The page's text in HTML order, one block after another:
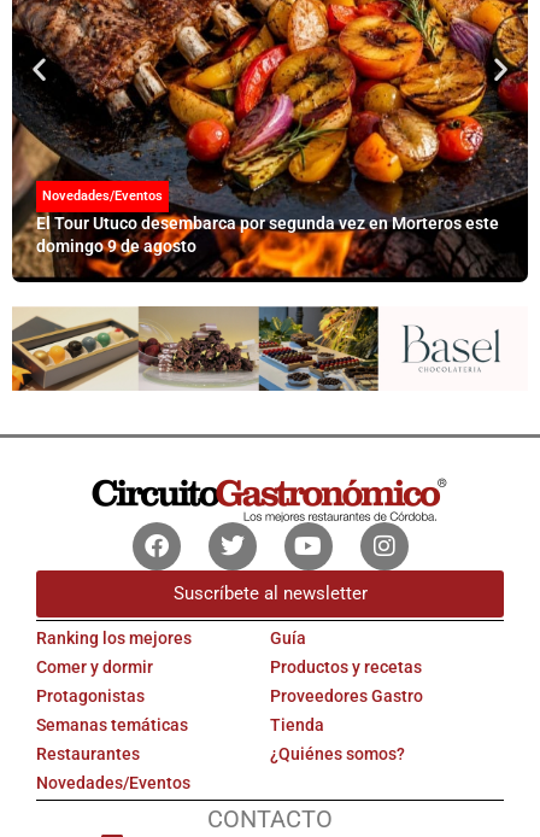
Novedades/Eventos
El Tour Utuco desembarca por segunda vez en Morteros este
domingo 9 de agosto
FacebookTwitterYoutubeInstagram
Suscríbete al newsletter
Ranking los mejores
Comer y dormir
Protagonistas
Semanas temáticas
Restaurantes
Novedades/Eventos
Guía
Productos y recetas
Proveedores Gastro
Tienda
¿Quiénes somos?
CONTACTO